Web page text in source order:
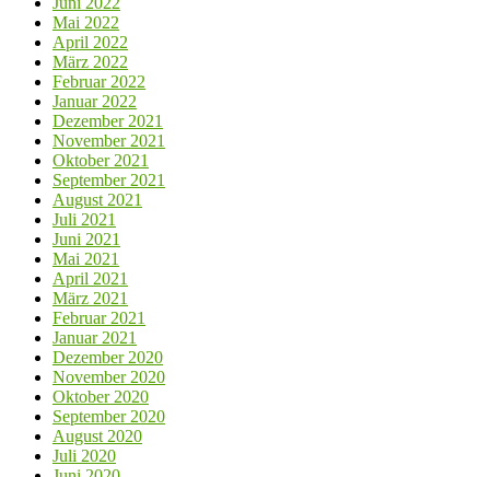
Mai 2022
April 2022
März 2022
Februar 2022
Januar 2022
Dezember 2021
November 2021
Oktober 2021
September 2021
August 2021
Juli 2021
Juni 2021
Mai 2021
April 2021
März 2021
Februar 2021
Januar 2021
Dezember 2020
November 2020
Oktober 2020
September 2020
August 2020
Juli 2020